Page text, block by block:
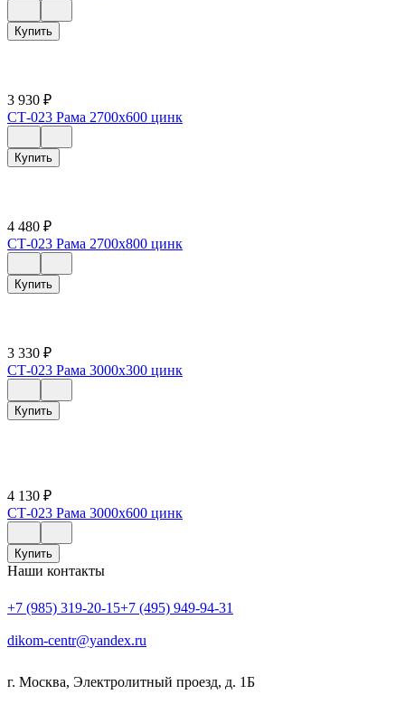
Купить
3 930 ₽
СТ-023 Рама 2700х600 цинк
Купить
4 480 ₽
СТ-023 Рама 2700х800 цинк
Купить
3 330 ₽
СТ-023 Рама 3000х300 цинк
Купить
4 130 ₽
СТ-023 Рама 3000х600 цинк
Купить
Наши контакты
+7 (985) 319-20-15+7 (495) 949-94-31
dikom-centr@yandex.ru
г. Москва, Электролитный проезд, д. 1Б